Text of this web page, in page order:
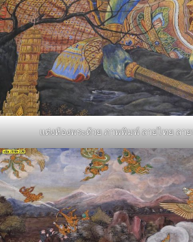
แต่งห้องพระด้วย ภาพพิมพ์ ลายไทย ลา